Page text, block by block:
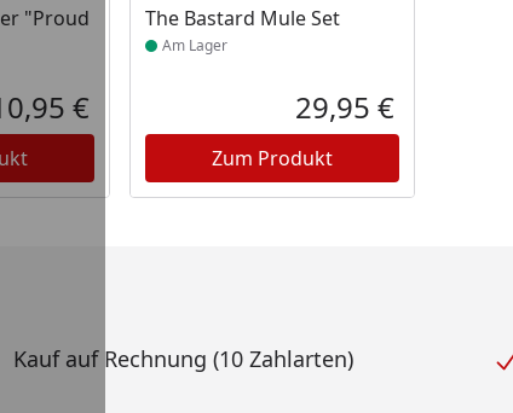
"Proud
Aktueller Preis
€
The Bastard Mule Set
Produkt am Lager
Am Lager
Aktueller Preis
29,95 €
Zum Produkt
Kauf auf Rechnung (10 Zahlarten)